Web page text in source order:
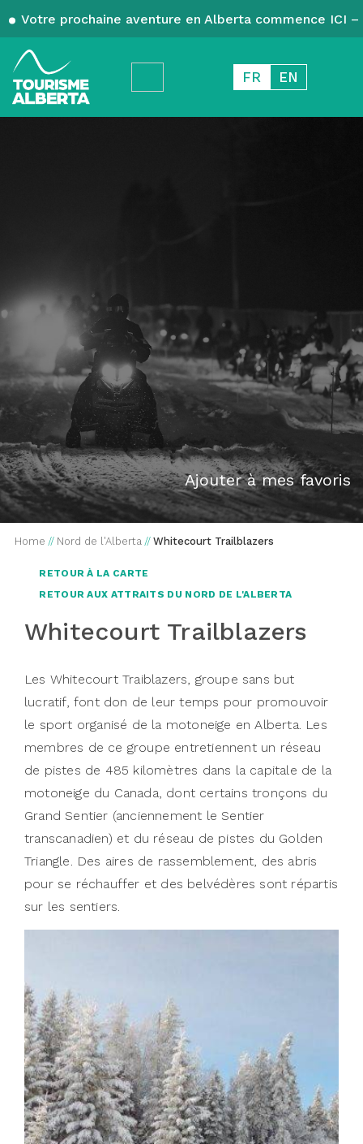
Votre prochaine aventure en Alberta commence ICI
FR EN
Ajouter à mes favoris
Home // Nord de l'Alberta // Whitecourt Trailblazers
RETOUR À LA CARTE
RETOUR AUX ATTRAITS DU NORD DE L'ALBERTA
Whitecourt Trailblazers
Les Whitecourt Traiblazers, groupe sans but
lucratif, font don de leur temps pour promouvoir
le sport organisé de la motoneige en Alberta. Les
membres de ce groupe entretiennent un réseau
de pistes de 485 kilomètres dans la capitale de la
motoneige du Canada, dont certains tronçons du
Grand Sentier (anciennement le Sentier
transcanadien) et du réseau de pistes du Golden
Triangle. Des aires de rassemblement, des abris
pour se réchauffer et des belvédères sont répartis
sur les sentiers.